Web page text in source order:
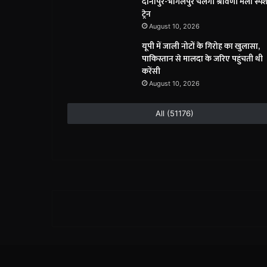
ट्रेन
August 10, 2026
यूपी में जाली नोटों के गिरोह का खुलासा,
पाकिस्तान से मालदा के जरिए पहुंचती थी
करेंसी
August 10, 2026
All (51176)